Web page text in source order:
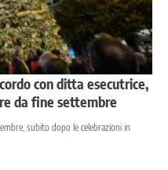
con ditta esecutrice,
da fine settembre
subito dopo le celebrazioni in